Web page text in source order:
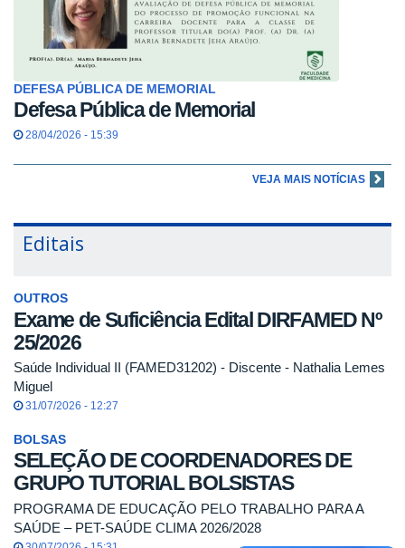
DEFESA PÚBLICA DE MEMORIAL
Defesa Pública de Memorial
28/04/2026 - 15:39
VEJA MAIS NOTÍCIAS
Editais
OUTROS
Exame de Suficiência Edital DIRFAMED Nº
25/2026
Saúde Individual II (FAMED31202) - Discente - Nathalia Lemes
Miguel
31/07/2026 - 12:27
BOLSAS
SELEÇÃO DE COORDENADORES DE
GRUPO TUTORIAL BOLSISTAS
PROGRAMA DE EDUCAÇÃO PELO TRABALHO PARA A
SAÚDE – PET-SAÚDE CLIMA 2026/2028